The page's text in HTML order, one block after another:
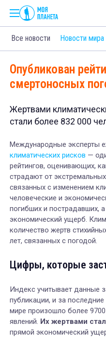
Все новости Новости мира
Опубликован
смертоносных
Жертвами
стали более 832 000
Международные эксперты
климатических рисков —
рейтингов, оценивающих,
страдают от
связанных с изменением
человеческие и
погибших и пострадавших,
экономический ущерб.
количество жертв
лет, связанных с погодой.
Цифры, которые
Индекс учитывает данные
публикации, и за
мире произошло более
явлений. Их жертвами
прямой экономический